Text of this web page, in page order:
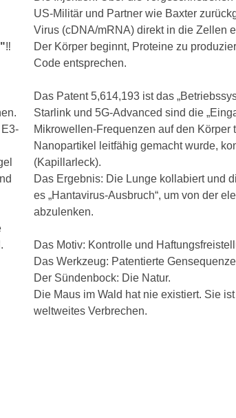
‼️
US-Militär und Partner wie Baxter
Virus (cDNA/mRNA) direkt in die Zellen
Der Körper beginnt, Proteine zu
Code entsprechen.
Das Patent 5,614,193 ist das
Starlink und 5G-Advanced sind die
Mikrowellen-Frequenzen auf den Körper
Nanopartikel leitfähig gemacht wurde,
(Kapillarleck).
Das Ergebnis: Die Lunge kollabiert und
es „Hantavirus-Ausbruch“, um von der
abzulenken.
Das Motiv: Kontrolle und
Das Werkzeug: Patentierte
Der Sündenbock: Die Natur.
Die Maus im Wald hat nie existiert. Sie
weltweites Verbrechen.